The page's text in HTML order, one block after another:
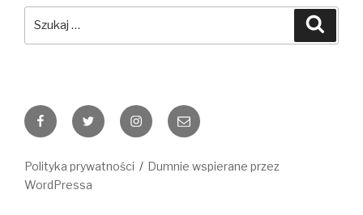
FacebookTwitter InstagramEmail
Polityka prywatności
Dumnie wspierane przez
WordPressa